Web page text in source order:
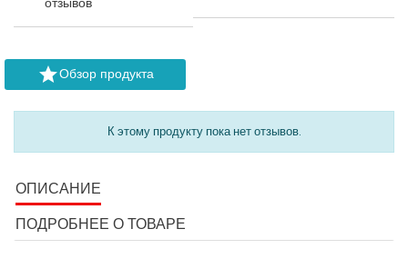
Обзор продукта
К этому продукту пока нет отзывов.
ОПИСАНИЕ
ПОДРОБНЕЕ О ТОВАРЕ